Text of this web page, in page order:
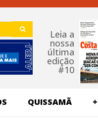
Leia a
nossa
última
edição
#10
QUISSAMÃ